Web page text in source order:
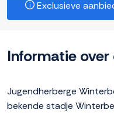
Exclusieve
Informatie
Jugendherberge
bekende stadje